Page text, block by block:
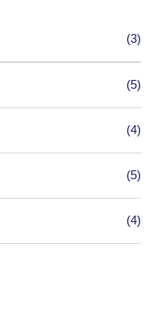
(3)
(5)
(4)
(5)
(4)